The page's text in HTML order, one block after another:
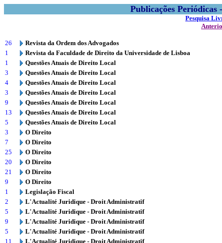
Publicações
Pesquisa
26
Revista da Ordem dos Advogados
1
Revista da Faculdade de Direito da Universidade de Lisboa
1
Questões Atuais de Direito Local
3
Questões Atuais de Direito Local
4
Questões Atuais de Direito Local
3
Questões Atuais de Direito Local
9
Questões Atuais de Direito Local
13
Questões Atuais de Direito Local
5
Questões Atuais de Direito Local
3
O Direito
7
O Direito
25
O Direito
20
O Direito
21
O Direito
9
O Direito
1
Legislação Fiscal
2
L'Actualité Juridique - Droit Administratif
5
L'Actualité Juridique - Droit Administratif
9
L'Actualité Juridique - Droit Administratif
5
L'Actualité Juridique - Droit Administratif
11
L'Actualité Juridique - Droit Administratif